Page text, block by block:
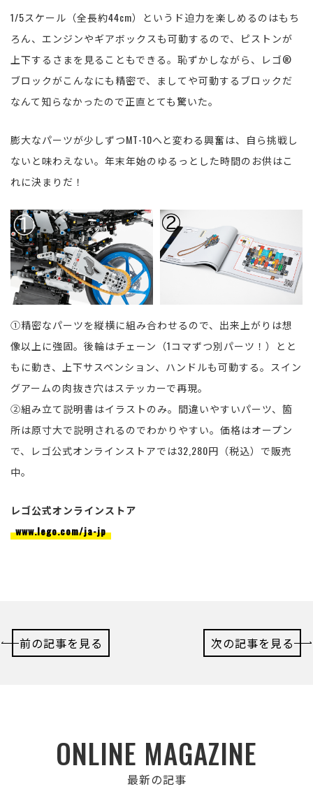
1/5スケール（全長約44cm）というド迫力を楽しめるのはもち
ろん、エンジンやギアボックスも可動するので、ピストンが
上下するさまを見ることもできる。恥ずかしながら、レゴ®
ブロックがこんなにも精密で、ましてや可動するブロックだ
なんて知らなかったので正直とても驚いた。
膨大なパーツが少しずつMT-10へと変わる興奮は、自ら挑戦し
ないと味わえない。年末年始のゆるっとした時間のお供はこ
れに決まりだ！
①精密なパーツを縦横に組み合わせるので、出来上がりは想
像以上に強固。後輪はチェーン（1コマずつ別パーツ！）とと
もに動き、上下サスペンション、ハンドルも可動する。スイン
グアームの肉抜き穴はステッカーで再現。
②組み立て説明書はイラストのみ。間違いやすいパーツ、箇
所は原寸大で説明されるのでわかりやすい。価格はオープン
で、レゴ公式オンラインストアでは32,280円（税込）で販売
中。
レゴ公式オンラインストア
www.lego.com/ja-jp
前の記事を見る 次の記事を見る
ONLINE MAGAZINE
最新の記事